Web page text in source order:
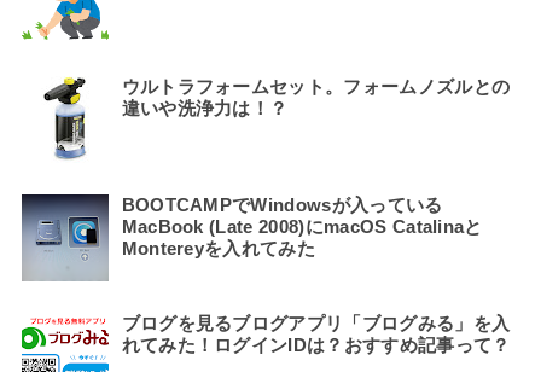
ウルトラフォームセット。フォームノズルとの
違いや洗浄力は！？
BOOTCAMPでWindowsが入っている
MacBook (Late 2008)にmacOS Catalinaと
Montereyを入れてみた
ブログを見るブログアプリ「ブログみる」を入
れてみた！ログインIDは？おすすめ記事って？